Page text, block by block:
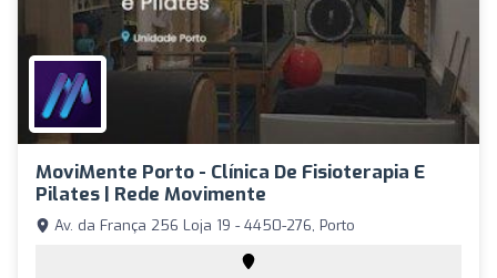
MoviMente Porto - Clínica De Fisioterapia E
Pilates | Rede Movimente
Av. da França 256 Loja 19 - 4450-276, Porto